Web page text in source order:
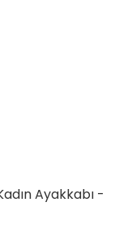
Ayakkabı -